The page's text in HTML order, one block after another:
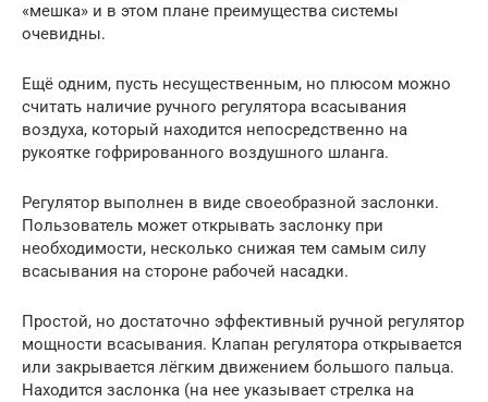
«мешка» и в этом плане преимущества системы
очевидны.
Ещё одним, пусть несущественным, но плюсом можно
считать наличие ручного регулятора всасывания
воздуха, который находится непосредственно на
рукоятке гофрированного воздушного шланга.
Регулятор выполнен в виде своеобразной заслонки.
Пользователь может открывать заслонку при
необходимости, несколько снижая тем самым силу
всасывания на стороне рабочей насадки.
Простой, но достаточно эффективный ручной регулятор
мощности всасывания. Клапан регулятора открывается
или закрывается лёгким движением большого пальца.
Находится заслонка (на нее указывает стрелка на